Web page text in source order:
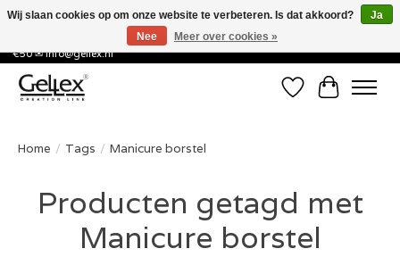
✅ Voor 15:00 besteld, de volgende werkdag in huis! ✅ Gratis verzenden vanaf
€50 ✉info@gellex.nl
Verlanglijst
Home / Tags / Manicure borstel
Producten getagd met
Manicure borstel
Wij slaan cookies op om onze website te verbeteren. Is dat akkoord?
Ja
Nee
Meer over cookies »